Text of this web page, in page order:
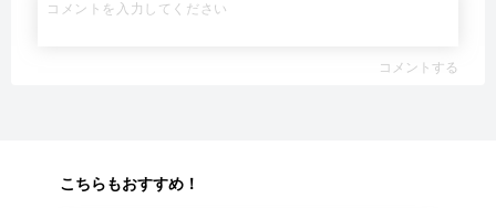
コメントする
こちらもおすすめ！